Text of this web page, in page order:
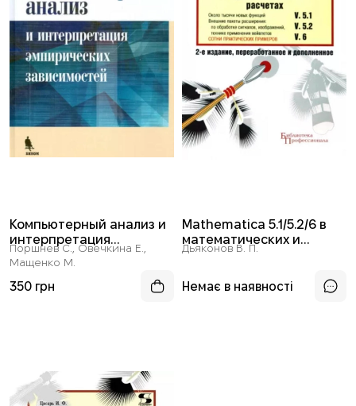
Компьютерный анализ и
интерпретация
эмпирических
зависимостей
Поршнев С., Овечкина Е.,
Мащенко М.
350 грн
Mathematica 5.1/5.2/6 в
математических и
научно-технических
Дьяконов В. П.
Немає в наявності